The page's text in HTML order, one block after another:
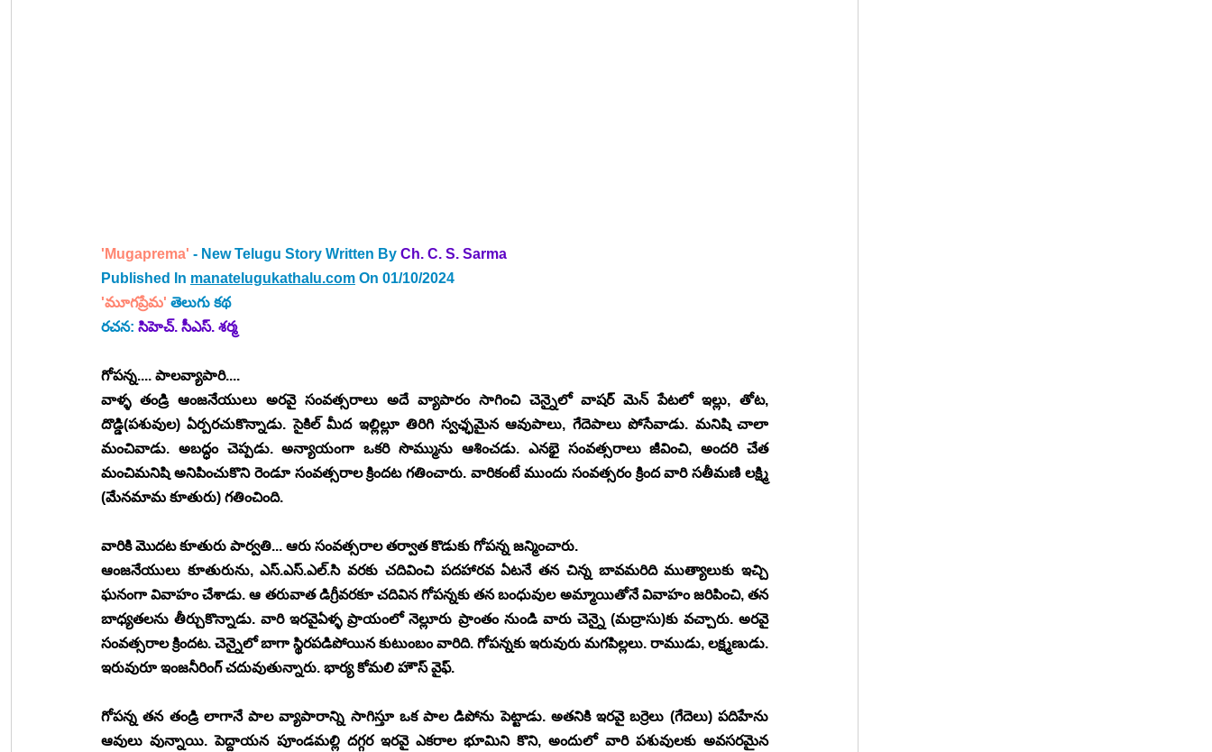
'Mugaprema' - New Telugu Story Written By Ch. C. S. Sarma
Published In manatelugukathalu.com On 01/10/2024
'మూగప్రేమ' తెలుగు కథ
రచన: సిహెచ్. సీఎస్. శర్మ
గోపన్న.... పాలవ్యాపారి....
వాళ్ళ తండ్రి ఆంజనేయులు అరవై సంవత్సరాలు అదే వ్యాపారం సాగించి చెన్నైలో వాషర్ మెన్ పేటలో ఇల్లు, తోట,
దొడ్డి(పశువుల) ఏర్పరచుకొన్నాడు. సైకిల్ మీద ఇల్లిల్లూ తిరిగి స్వఛ్ఛమైన ఆవుపాలు, గేదెపాలు పోసేవాడు. మనిషి చాలా
మంచివాడు. అబద్ధం చెప్పడు. అన్యాయంగా ఒకరి సొమ్మును ఆశించడు. ఎనభై సంవత్సరాలు జీవించి, అందరి చేత
మంచిమనిషి అనిపించుకొని రెండూ సంవత్సరాల క్రిందట గతించారు. వారికంటే ముందు సంవత్సరం క్రింద వారి సతీమణి లక్ష్మి
(మేనమామ కూతురు) గతించింది.
వారికి మొదట కూతురు పార్వతి... ఆరు సంవత్సరాల తర్వాత కొడుకు గోపన్న జన్మించారు.
ఆంజనేయులు కూతురును, ఎస్.ఎస్.ఎల్.సి వరకు చదివించి పదహారవ ఏటనే తన చిన్న బావమరిది ముత్యాలుకు ఇచ్చి
ఘనంగా వివాహం చేశాడు. ఆ తరువాత డిగ్రీవరకూ చదివిన గోపన్నకు తన బంధువుల అమ్మాయితోనే వివాహం జరిపించి, తన
బాధ్యతలను తీర్చుకొన్నాడు. వారి ఇరవైఏళ్ళ ప్రాయంలో నెల్లూరు ప్రాంతం నుండి వారు చెన్నై (మద్రాసు)కు వచ్చారు. అరవై
సంవత్సరాల క్రిందట. చెన్నైలో బాగా స్థిరపడిపోయిన కుటుంబం వారిది. గోపన్నకు ఇరువురు మగపిల్లలు. రాముడు, లక్ష్మణుడు.
ఇరువురూ ఇంజనీరింగ్ చదువుతున్నారు. భార్య కోమలి హౌస్ వైఫ్.
గోపన్న తన తండ్రి లాగానే పాల వ్యాపారాన్ని సాగిస్తూ ఒక పాల డిపోను పెట్టాడు. అతనికి ఇరవై బర్రెలు (గేదెలు) పదిహేను
ఆవులు వున్నాయి. పెద్దాయన పూండమల్లి దగ్గర ఇరవై ఎకరాల భూమిని కొని, అందులో వారి పశువులకు అవసరమైన